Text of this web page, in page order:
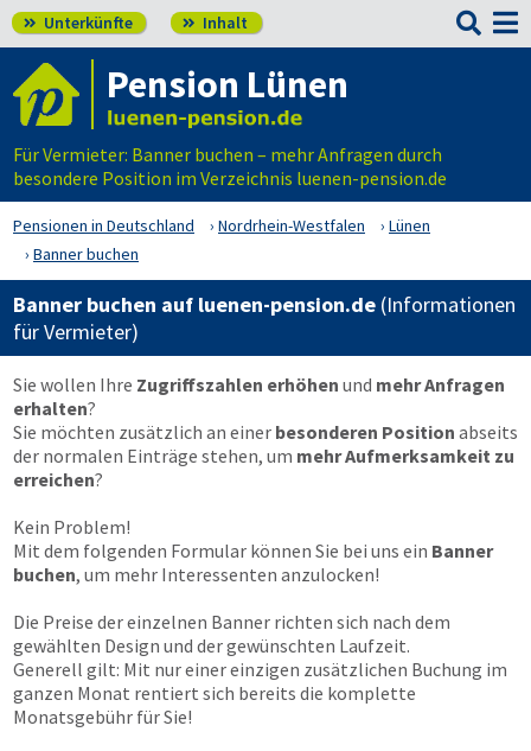
 Unterkünfte  Inhalt 
Pension Lünen
Für Vermieter: Banner buchen – mehr Anfragen durch
besondere Position im Verzeichnis luenen-pension.de
Pensionen in Deutschland Nordrhein-Westfalen
Lünen
Banner buchen
Banner buchen auf luenen-pension.de (Informationen
für Vermieter)
Sie wollen Ihre Zugriffszahlen erhöhen und mehr Anfragen
erhalten?
Sie möchten zusätzlich an einer besonderen Position abseits
der normalen Einträge stehen, um mehr Aufmerksamkeit zu
erreichen?
Kein Problem!
Mit dem folgenden Formular können Sie bei uns ein Banner
buchen, um mehr Interessenten anzulocken!
Die Preise der einzelnen Banner richten sich nach dem
gewählten Design und der gewünschten Laufzeit.
Generell gilt: Mit nur einer einzigen zusätzlichen Buchung im
ganzen Monat rentiert sich bereits die komplette
Monatsgebühr für Sie!